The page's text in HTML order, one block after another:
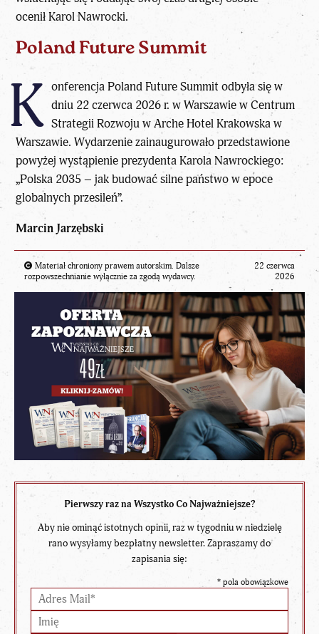
ocenił Karol Nawrocki.
Poland Future Summit
K onferencja Poland Future Summit odbyła się w
dniu 22 czerwca 2026 r. w Warszawie w Centrum
Strategii Rozwoju w Arche Hotel Krakowska w
Warszawie. Wydarzenie zainaugurowało przedstawione
powyżej wystąpienie prezydenta Karola Nawrockiego:
„Polska 2035 – jak budować silne państwo w epoce
globalnych przesileń”.
Marcin Jarzębski
Materiał chroniony prawem autorskim. Dalsze
rozpowszechnianie wyłącznie za zgodą wydawcy.
22 czerwca
2026
Pierwszy raz na Wszystko Co Najważniejsze?
Aby nie ominąć istotnych opinii, raz w tygodniu w niedzielę
rano wysyłamy bezpłatny newsletter. Zapraszamy do
zapisania się:
* pola obowiązkowe